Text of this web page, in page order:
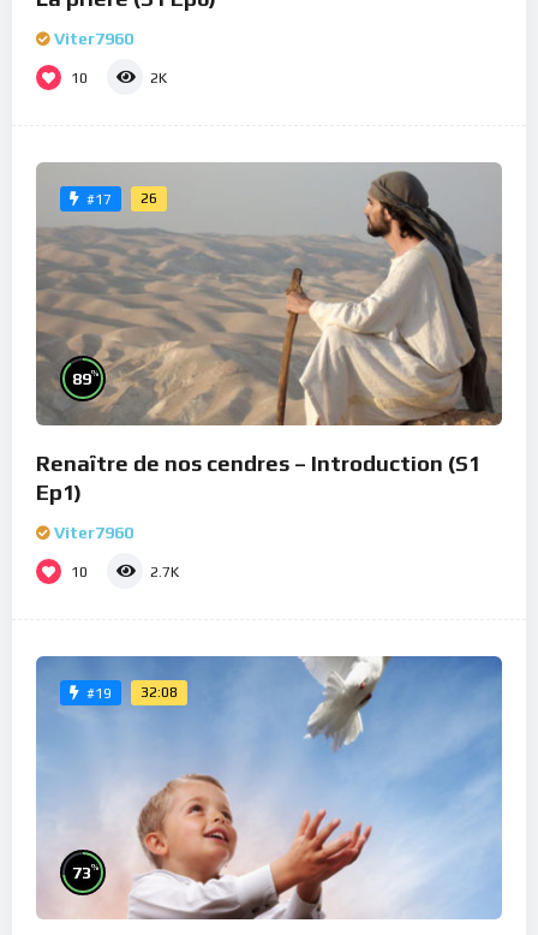
Viter7960
10 2K
#17 26
89%
Renaître de nos cendres – Introduction (S1
Ep1)
Viter7960
10 2.7K
#19 32:08
73%